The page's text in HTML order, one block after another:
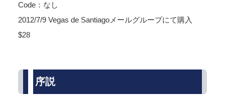
Code：なし
2012/7/9 Vegas de Santiagoメールグループにて購入
$28
序説